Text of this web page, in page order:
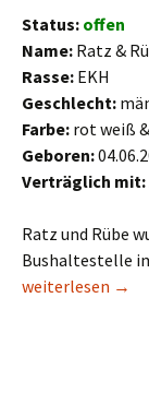
Status: offen
Name: Ratz &
Rasse: EKH
Geschlecht:
Farbe: rot weiß
Geboren:
Verträglich mit:
Ratz und Rübe
Bushaltestelle
Ratz & Rübe
weiterlesen →